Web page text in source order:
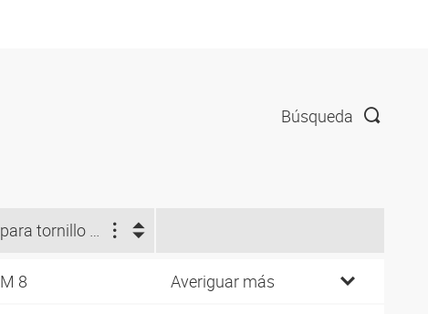
Búsqueda
para tornillo hueco
M 8 Averiguar más